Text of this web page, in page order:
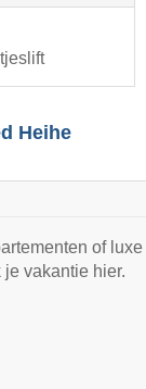
Heihe
of luxe
vakantie hier.